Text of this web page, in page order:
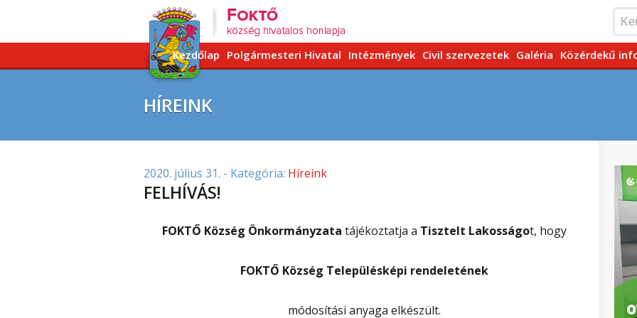
Kezdőlap Polgármesteri Hivatal Intézmények Civil szervezetek Galéria Közérdekű
HÍREINK
2020. július 31. - Kategória: Híreink
FELHÍVÁS!
FOKTŐ Község Önkormányzata tájékoztatja a Tisztelt Lakosságot, hogy
FOKTŐ Község Településképi rendeletének
módosítási anyaga elkészült.